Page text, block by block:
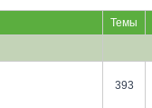
Темы
393